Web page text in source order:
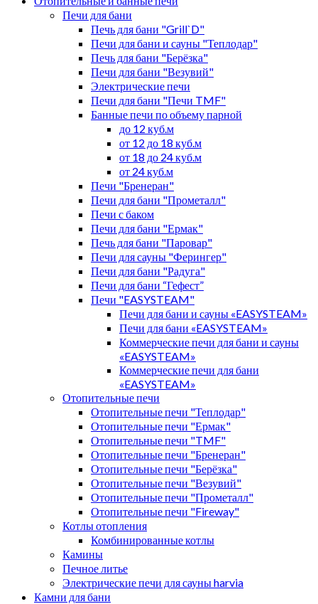
Печи для бани
Печь для бани "Grill`D"
Печи для бани и сауны "Теплодар"
Печь для бани "Берёзка"
Печи для бани "Везувий"
Электрические печи
Печи для бани "Печи TMF"
Банные печи по объему парной
до 12 куб.м
от 12 до 18 куб.м
от 18 до 24 куб.м
от 24 куб.м
Печи "Бренеран"
Печи для бани "Прометалл"
Печи с баком
Печи для бани "Ермак"
Печь для бани "Паровар"
Печи для сауны "Ферингер"
Печи для бани "Радуга"
Печи для бани “Гефест”
Печи "EASYSTEAM"
Печи для бани и сауны «EASYSTEAM»
Печи для бани «EASYSTEAM»
Коммерческие печи для бани и сауны
«EASYSTEAM»
Коммерческие печи для бани
«EASYSTEAM»
Отопительные печи
Отопительные печи "Теплодар"
Отопительные печи "Ермак"
Отопительные печи "TMF"
Отопительные печи "Бренеран"
Отопительные печи "Берёзка"
Отопительные печи "Везувий"
Отопительные печи "Прометалл"
Отопительные печи "Fireway"
Котлы отопления
Комбинированные котлы
Камины
Печное литье
Электрические печи для сауны harvia
Камни для бани